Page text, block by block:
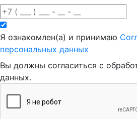
Я ознакомлен(а) и принимаю
персональных данных
Вы должны согласиться с
данных.